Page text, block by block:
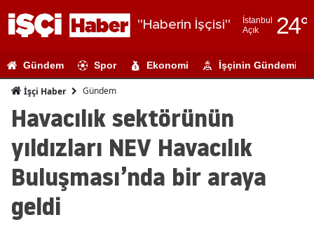
"Haberin İşçisi"
İstanbul
Açık
24°
Adıyaman
Ankara
Gündem Spor Ekonomi İşçinin Gündemi
İşçi Haber Gündem
Havacılık sektörünün
yıldızları NEV Havacılık
Buluşması’nda bir araya
geldi